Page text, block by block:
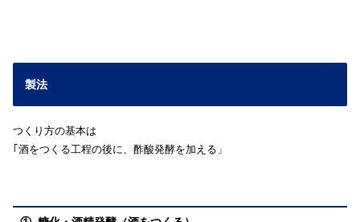
製法
つくり方の基本は
｢酒をつくる工程の後に、酢酸発酵を加える」